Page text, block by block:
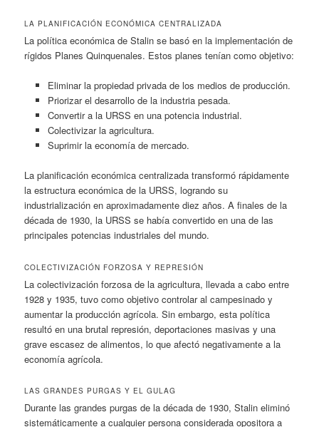
LA PLANIFICACIÓN ECONÓMICA CENTRALIZADA
La política económica de Stalin se basó en la implementación de
rígidos Planes Quinquenales. Estos planes tenían como objetivo:
Eliminar la propiedad privada de los medios de producción.
Priorizar el desarrollo de la industria pesada.
Convertir a la URSS en una potencia industrial.
Colectivizar la agricultura.
Suprimir la economía de mercado.
La planificación económica centralizada transformó rápidamente
la estructura económica de la URSS, logrando su
industrialización en aproximadamente diez años. A finales de la
década de 1930, la URSS se había convertido en una de las
principales potencias industriales del mundo.
COLECTIVIZACIÓN FORZOSA Y REPRESIÓN
La colectivización forzosa de la agricultura, llevada a cabo entre
1928 y 1935, tuvo como objetivo controlar al campesinado y
aumentar la producción agrícola. Sin embargo, esta política
resultó en una brutal represión, deportaciones masivas y una
grave escasez de alimentos, lo que afectó negativamente a la
economía agrícola.
LAS GRANDES PURGAS Y EL GULAG
Durante las grandes purgas de la década de 1930, Stalin eliminó
sistemáticamente a cualquier persona considerada opositora a